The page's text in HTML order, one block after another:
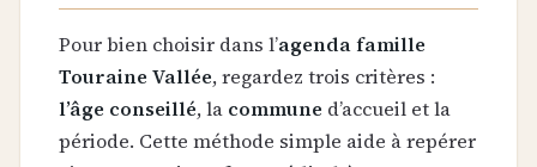
Pour bien choisir dans l’agenda famille
Touraine Vallée, regardez trois critères :
l’âge conseillé, la commune d’accueil et la
période. Cette méthode simple aide à repérer